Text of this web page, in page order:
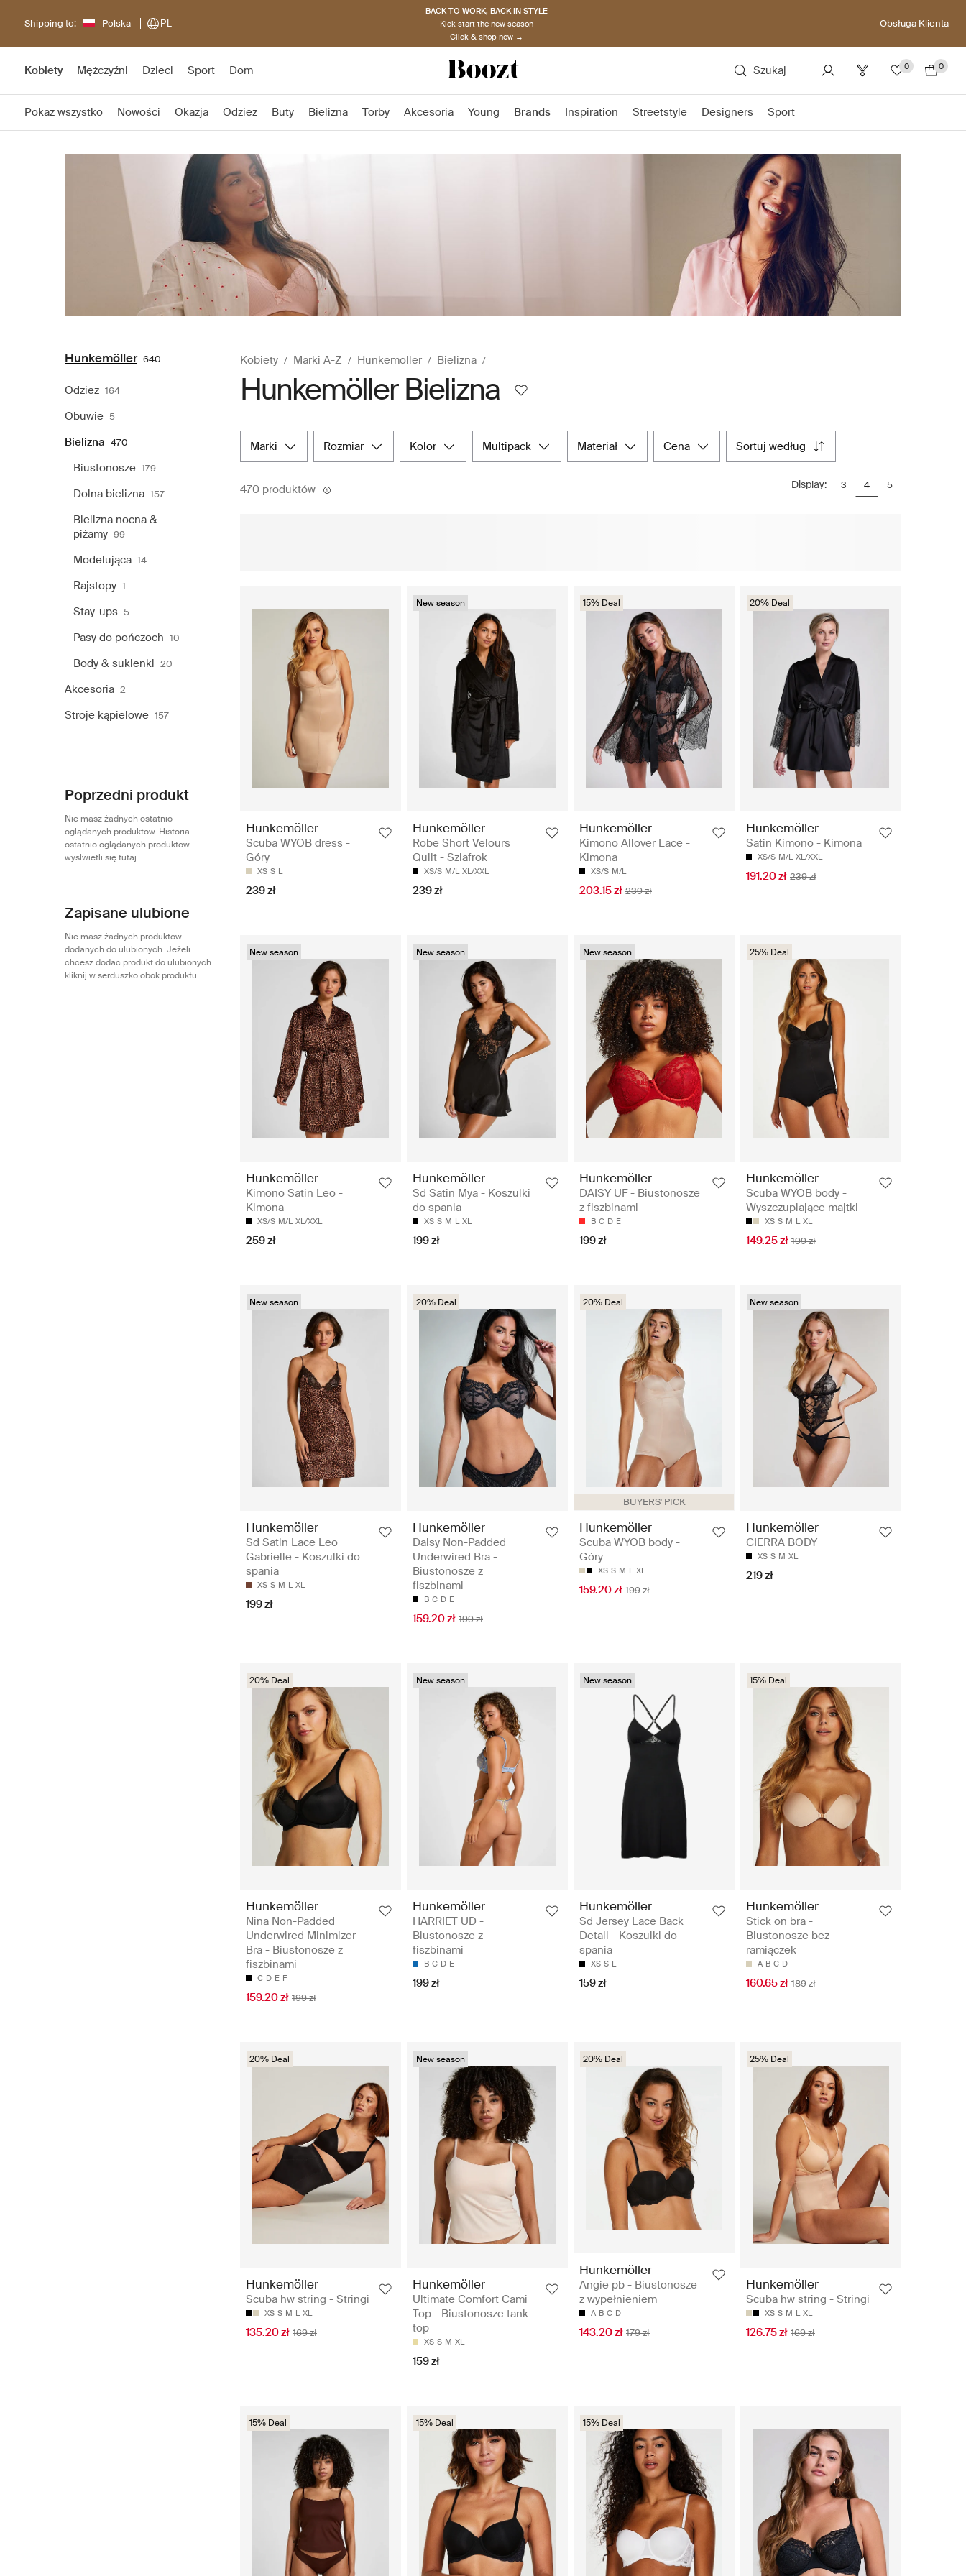
Shipping to: Polska PL
BACK TO WORK, BACK IN STYLE
Kick start the new season
Click & shop now →
Obsługa Klienta
Kobiety Mężczyźni Dzieci Sport Dom Szukaj 0 0
Pokaż wszystko Nowości Okazja Odzież Buty Bielizna Torby Akcesoria Young Brands Inspiration Streetstyle Designers Sport
Hunkemöller 640
Odzież 164
Obuwie 5
Bielizna 470
Biustonosze 179
Dolna bielizna 157
Bielizna nocna &
piżamy 99
Modelująca 14
Rajstopy 1
Stay-ups 5
Pasy do pończoch 10
Body & sukienki 20
Akcesoria 2
Stroje kąpielowe 157
Poprzedni produkt
Nie masz żadnych ostatnio
oglądanych produktów. Historia
ostatnio oglądanych produktów
wyślwietli się tutaj.
Zapisane ulubione
Nie masz żadnych produktów
dodanych do ulubionych. Jeżeli
chcesz dodać produkt do ulubionych
kliknij w serduszko obok produktu.
Kobiety Marki A-Z Hunkemöller Bielizna
Hunkemöller Bielizna
marki rozmiar kolor multipack materiał cena sortuj według
470 produktów Display: 3 4 5
Hunkemöller
Scuba WYOB dress -
Góry
XS S L
239 zł
New season
Hunkemöller
Robe Short Velours
Quilt - Szlafrok
XS/S M/L XL/XXL
239 zł
15% Deal
Hunkemöller
Kimono Allover Lace -
Kimona
XS/S M/L
203.15 zł 239 zł
20% Deal
Hunkemöller
Satin Kimono - Kimona
XS/S M/L XL/XXL
191.20 zł 239 zł
New season
Hunkemöller
Kimono Satin Leo -
Kimona
XS/S M/L XL/XXL
259 zł
New season
Hunkemöller
Sd Satin Mya - Koszulki
do spania
XS S M L XL
199 zł
New season
Hunkemöller
DAISY UF - Biustonosze
z fiszbinami
B C D E
199 zł
25% Deal
Hunkemöller
Scuba WYOB body -
Wyszczuplające majtki
XS S M L XL
149.25 zł 199 zł
New season
Hunkemöller
Sd Satin Lace Leo
Gabrielle - Koszulki do
spania
XS S M L XL
199 zł
20% Deal
Hunkemöller
Daisy Non-Padded
Underwired Bra -
Biustonosze z
fiszbinami
B C D E
159.20 zł 199 zł
BUYERS' PICK
20% Deal
Hunkemöller
Scuba WYOB body -
Góry
XS S M L XL
159.20 zł 199 zł
New season
Hunkemöller
CIERRA BODY
XS S M XL
219 zł
20% Deal
Hunkemöller
Nina Non-Padded
Underwired Minimizer
Bra - Biustonosze z
fiszbinami
C D E F
159.20 zł 199 zł
New season
Hunkemöller
HARRIET UD -
Biustonosze z
fiszbinami
B C D E
199 zł
New season
Hunkemöller
Sd Jersey Lace Back
Detail - Koszulki do
spania
XS S L
159 zł
15% Deal
Hunkemöller
Stick on bra -
Biustonosze bez
ramiączek
A B C D
160.65 zł 189 zł
20% Deal
Hunkemöller
Scuba hw string - Stringi
XS S M L XL
135.20 zł 169 zł
New season
Hunkemöller
Ultimate Comfort Cami
Top - Biustonosze tank
top
XS S M XL
159 zł
20% Deal
Hunkemöller
Angie pb - Biustonosze
z wypełnieniem
A B C D
143.20 zł 179 zł
25% Deal
Hunkemöller
Scuba hw string - Stringi
XS S M L XL
126.75 zł 169 zł
15% Deal 15% Deal 15% Deal